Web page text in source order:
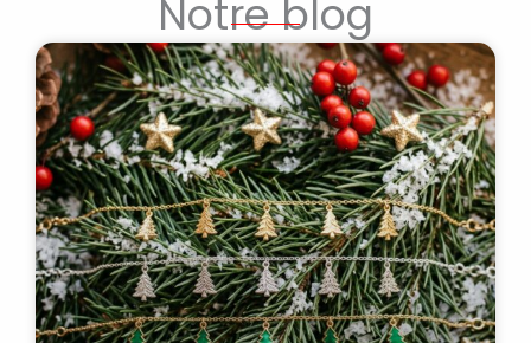
Notre blog